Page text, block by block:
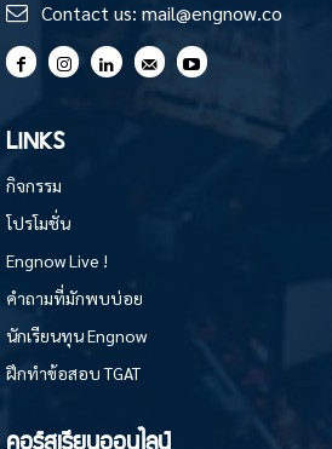
Contact us: mail@engnow.co
LINKS
กิจกรรม
โปรโมชั่น
Engnow Live !
คำถามที่มักพบบ่อย
นักเรียนทุน Engnow
ฝึกทำข้อสอบ TGAT